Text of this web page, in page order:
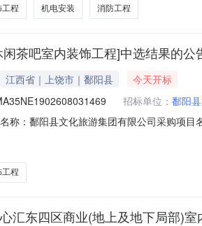
程 机电安装 消防工程
茶吧室内装饰工程]中选结果的公
江西省｜上饶市｜鄱阳县
今天开标
招标单位： 鄱阳
称：鄱阳县文化旅游集团有限公司采购项
工作日）签订合同时间：15（个工作日）合
工程管理有
程
汇东四区商业(地上及地下局部)室